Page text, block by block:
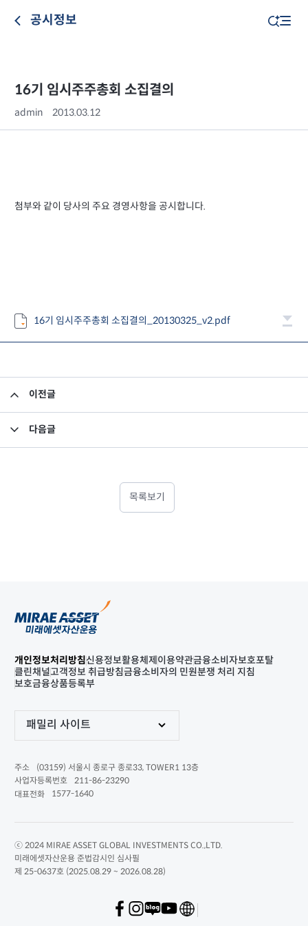
공시정보
16기 임시주주총회 소집결의
admin 2013.03.12
첨부와 같이 당사의 주요 경영사항을 공시합니다.
16기 임시주주총회 소집결의_20130325_v2.pdf
이전글
다음글
목록보기
개인정보처리방침신용정보활용체제 이용약관금융소비자보호포탈
클린채널고객정보 취급방침금융소비자의 민원분쟁 처리 지침
보호금융상품등록부
패밀리 사이트
주소
(03159) 서울시 종로구 종로33, TOWER1 13층
사업자등록번호
211-86-23290
대표전화
1577-1640
ⓒ 2024 MIRAE ASSET GLOBAL INVESTMENTS CO.,LTD.
미래에셋자산운용 준법감시인 심사필
제 25-0637호 (2025.08.29 ~ 2026.08.28)